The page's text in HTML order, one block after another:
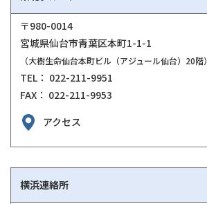
〒980-0014
宮城県仙台市青葉区本町1-1-1
（大樹生命仙台本町ビル（アジュール仙台）20階）
TEL： 022-211-9951
FAX： 022-211-9953
アクセス
横浜連絡所